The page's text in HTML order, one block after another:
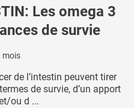
Les omega 3
de survie
mois
de l’intestin peuvent tirer
de survie, d’un apport
ou d ...